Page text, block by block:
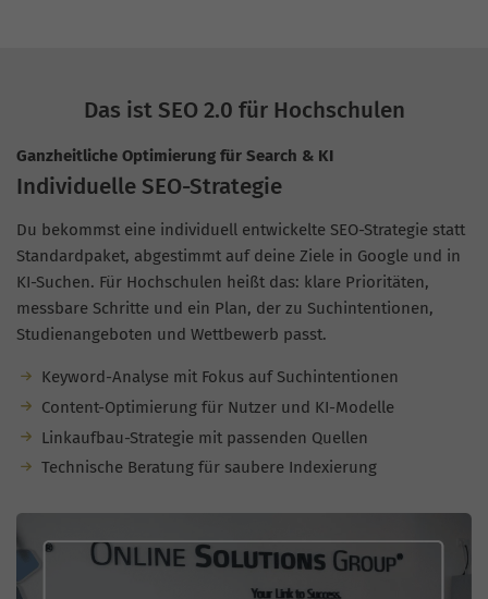
Das ist SEO 2.0 für Hochschulen
Ganzheitliche Optimierung für Search & KI
Individuelle SEO-Strategie
Du bekommst eine individuell entwickelte SEO-Strategie statt
Standardpaket, abgestimmt auf deine Ziele in Google und in
KI-Suchen. Für Hochschulen heißt das: klare Prioritäten,
messbare Schritte und ein Plan, der zu Suchintentionen,
Studienangeboten und Wettbewerb passt.
Keyword-Analyse mit Fokus auf Suchintentionen
Content-Optimierung für Nutzer und KI-Modelle
Linkaufbau-Strategie mit passenden Quellen
Technische Beratung für saubere Indexierung